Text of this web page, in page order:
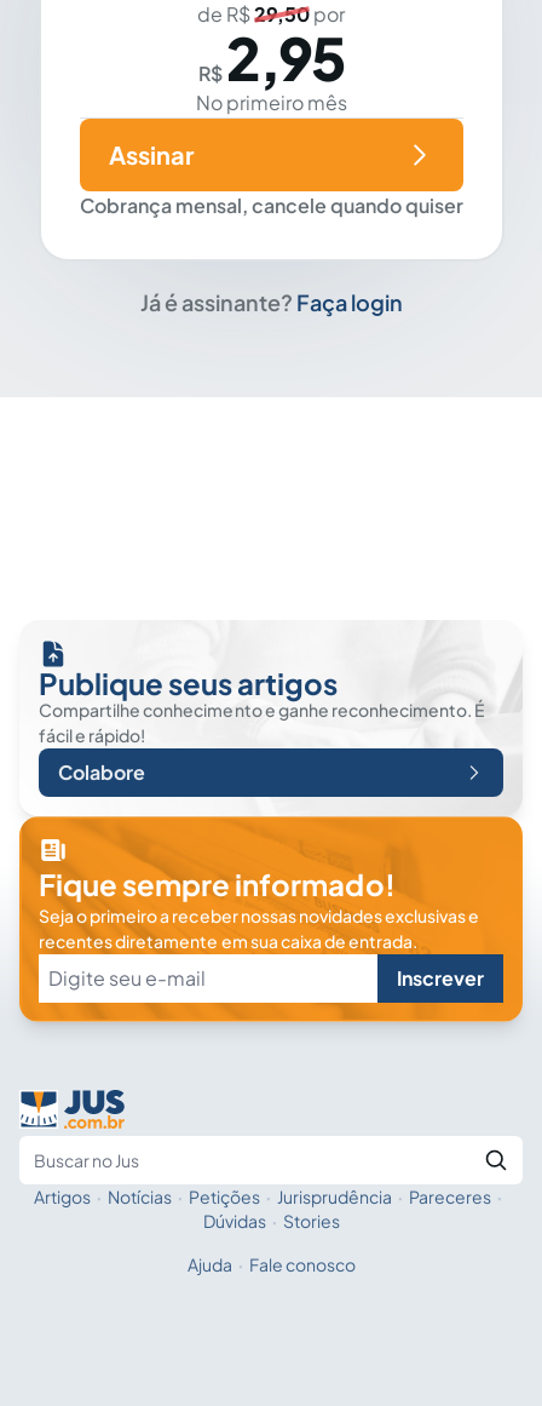
de R$29,50por
R$ 2,95
No primeiro mês
Cobrança mensal, cancele quando quiser
Assinar
Já é assinante? Faça login
Publique seus artigos
Compartilhe conhecimento e ganhe reconhecimento. É
fácil e rápido!
Colabore
Fique sempre informado!
Seja o primeiro a receber nossas novidades exclusivas e
recentes diretamente em sua caixa de entrada.
Inscrever
Fale com a IA
Artigos · Notícias · Petições · Jurisprudência · Pareceres ·
Dúvidas · Stories
Ajuda · Fale conosco